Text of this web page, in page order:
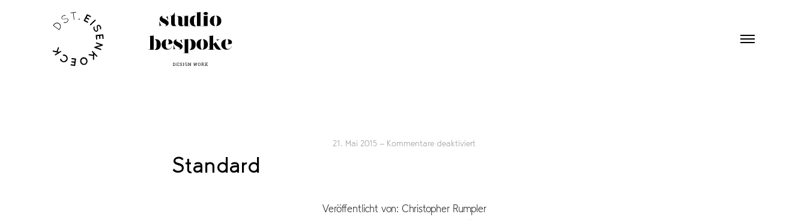
21. Mai 2015 - Kommentare deaktiviert
Standard
Veröffentlicht von: Christopher Rumpler